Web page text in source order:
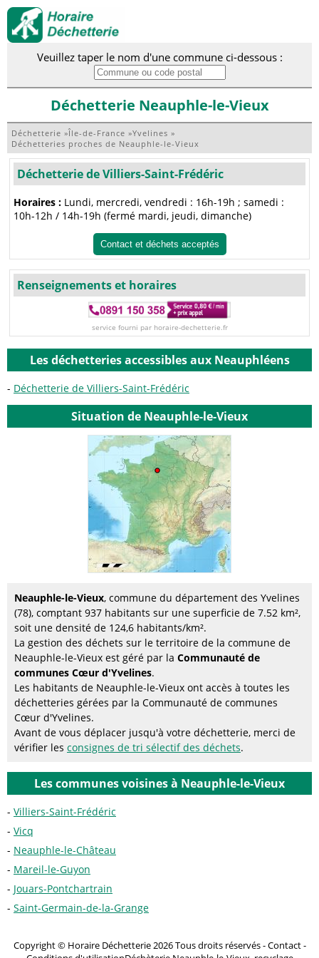
Veuillez taper le nom d'une commune ci-dessous :
Déchetterie Neauphle-le-Vieux
Déchetterie »Île-de-France »Yvelines »
Déchetteries proches de Neauphle-le-Vieux
Déchetterie de Villiers-Saint-Frédéric
Horaires : Lundi, mercredi, vendredi : 16h-19h ; samedi :
10h-12h / 14h-19h (fermé mardi, jeudi, dimanche)
Contact et déchets acceptés
Renseignements et horaires
service fourni par horaire-dechetterie.fr
Les déchetteries accessibles aux Neauphléens
Déchetterie de Villiers-Saint-Frédéric
Situation de Neauphle-le-Vieux
Neauphle-le-Vieux, commune du département des Yvelines
(78), comptant 937 habitants sur une superficie de 7.52 km²,
soit une densité de 124,6 habitants/km².
La gestion des déchets sur le territoire de la commune de
Neauphle-le-Vieux est géré par la Communauté de
communes Cœur d'Yvelines.
Les habitants de Neauphle-le-Vieux ont accès à toutes les
déchetteries gérées par la Communauté de communes
Cœur d'Yvelines.
Avant de vous déplacer jusqu'à votre déchetterie, merci de
vérifier les consignes de tri sélectif des déchets.
Les communes voisines à Neauphle-le-Vieux
Villiers-Saint-Frédéric
Vicq
Neauphle-le-Château
Mareil-le-Guyon
Jouars-Pontchartrain
Saint-Germain-de-la-Grange
Copyright © Horaire Déchetterie 2026 Tous droits réservés -Contact-